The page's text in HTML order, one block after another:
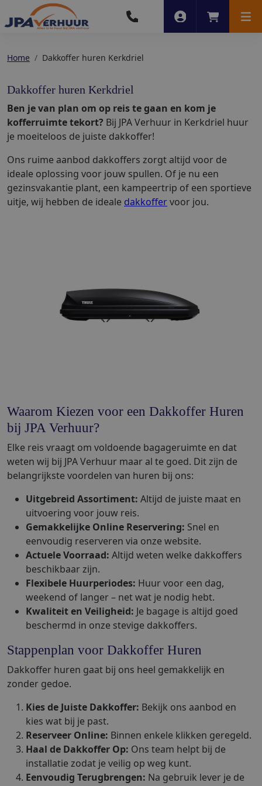
Account
Home Dakkoffer huren Kerkdriel
Dakkoffer huren Kerkdriel
Ben je van plan om op reis te gaan en kom je
kofferruimte tekort? Bij JPA Verhuur in Kerkdriel huur
je moeiteloos de juiste dakkoffer!
Ons ruime aanbod dakkoffers zorgt altijd voor de
ideale oplossing voor jouw spullen. Of je nu een
gezinsvakantie plant, een kampeertrip of een sportieve
uitje, wij hebben de ideale dakkoffervoor jou.
Waarom Kiezen voor een Dakkoffer Huren
bij JPA Verhuur?
Elke reis vraagt om voldoende bagageruimte en dat
weten wij bij JPA Verhuur maar al te goed. Dit zijn de
belangrijkste voordelen van huren bij ons:
Uitgebreid Assortiment: Altijd de juiste maat en
uitvoering voor jouw reis.
Gemakkelijke Online Reservering: Snel en
eenvoudig reserveren via onze website.
Actuele Voorraad: Altijd weten welke dakkoffers
beschikbaar zijn.
Flexibele Huurperiodes: Huur voor een dag,
weekend of langer – net wat je nodig hebt.
Kwaliteit en Veiligheid: Je bagage is altijd goed
beschermd in onze stevige dakkoffers.
Stappenplan voor Dakkoffer Huren
Dakkoffer huren gaat bij ons heel gemakkelijk en
zonder gedoe.
Kies de Juiste Dakkoffer: Bekijk ons aanbod en
kies wat bij je past.
Reserveer Online: Binnen enkele klikken geregeld.
Haal de Dakkoffer Op: Ons team helpt bij de
installatie zodat je veilig op weg kunt.
Eenvoudig Terugbrengen: Na gebruik lever je de